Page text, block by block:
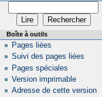
Boîte à outils
Pages liées
Suivi des pages liées
Pages spéciales
Version imprimable
Adresse de cette version